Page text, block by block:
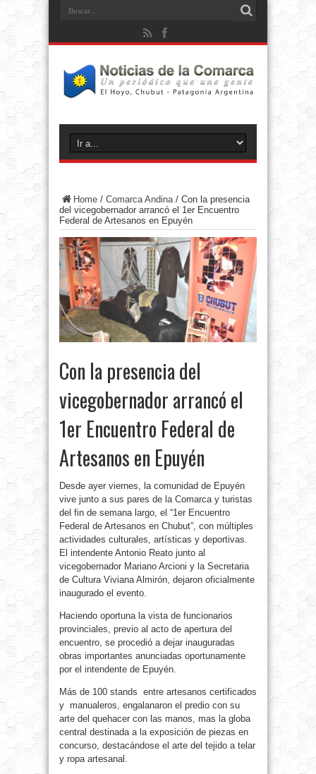
Home / Comarca Andina/ Con la presencia
del vicegobernador arrancó el 1er Encuentro
Federal de Artesanos en Epuyén
Con la presencia del
vicegobernador arrancó el
1er Encuentro Federal de
Artesanos en Epuyén
Desde ayer viernes, la comunidad de Epuyén
vive junto a sus pares de la Comarca y turistas
del fin de semana largo, el “1er Encuentro
Federal de Artesanos en Chubut”, con múltiples
actividades culturales, artísticas y deportivas.
El intendente Antonio Reato junto al
vicegobernador Mariano Arcioni y la Secretaria
de Cultura Viviana Almirón, dejaron oficialmente
inaugurado el evento.
Haciendo oportuna la vista de funcionarios
provinciales, previo al acto de apertura del
encuentro, se procedió a dejar inauguradas
obras importantes anunciadas oportunamente
por el intendente de Epuyén.
Más de 100 stands entre artesanos certificados
y manualeros, engalanaron el predio con su
arte del quehacer con las manos, mas la globa
central destinada a la exposición de piezas en
concurso, destacándose el arte del tejido a telar
y ropa artesanal.